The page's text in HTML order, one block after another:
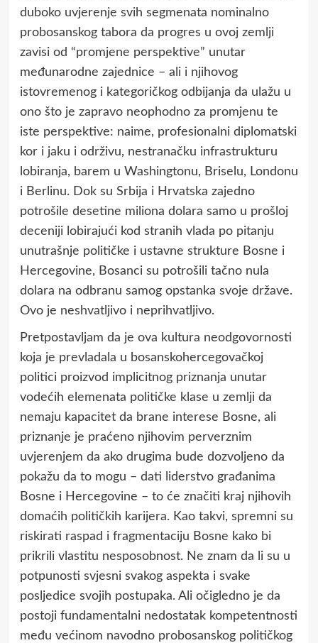
duboko uvjerenje svih segmenata nominalno
probosanskog tabora da progres u ovoj zemlji
zavisi od “promjene perspektive” unutar
međunarodne zajednice – ali i njihovog
istovremenog i kategoričkog odbijanja da ulažu u
ono što je zapravo neophodno za promjenu te
iste perspektive: naime, profesionalni diplomatski
kor i jaku i održivu, nestranačku infrastrukturu
lobiranja, barem u Washingtonu, Briselu, Londonu
i Berlinu. Dok su Srbija i Hrvatska zajedno
potrošile desetine miliona dolara samo u prošloj
deceniji lobirajući kod stranih vlada po pitanju
unutrašnje političke i ustavne strukture Bosne i
Hercegovine, Bosanci su potrošili tačno nula
dolara na odbranu samog opstanka svoje države.
Ovo je neshvatljivo i neprihvatljivo.
Pretpostavljam da je ova kultura neodgovornosti
koja je prevladala u bosanskohercegovačkoj
politici proizvod implicitnog priznanja unutar
vodećih elemenata političke klase u zemlji da
nemaju kapacitet da brane interese Bosne, ali
priznanje je praćeno njihovim perverznim
uvjerenjem da ako drugima bude dozvoljeno da
pokažu da to mogu – dati liderstvo građanima
Bosne i Hercegovine – to će značiti kraj njihovih
domaćih političkih karijera. Kao takvi, spremni su
riskirati raspad i fragmentaciju Bosne kako bi
prikrili vlastitu nesposobnost. Ne znam da li su u
potpunosti svjesni svakog aspekta i svake
posljedice svojih postupaka. Ali očigledno je da
postoji fundamentalni nedostatak kompetentnosti
među većinom navodno probosanskog političkog